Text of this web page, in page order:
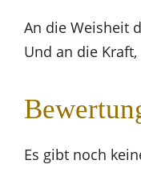
An die Weisheit
Und an die
Es gibt noch